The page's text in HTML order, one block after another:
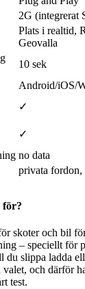
2G (integrerat
Plats i realtid,
Geovalla
10 sek
Android/iOS/
✓
✓
no data
privata fordon,
för?
skoter och bil
– speciellt för
du slippa ladda
valet, och därför
test.